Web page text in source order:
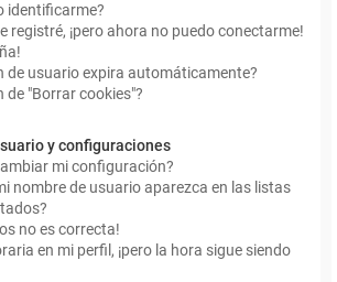
identificarme?
registré, ¡pero ahora no puedo conectarme!
de usuario expira automáticamente?
de "Borrar cookies"?
y configuraciones
mi configuración?
nombre de usuario aparezca en las listas
no es correcta!
en mi perfil, ¡pero la hora sigue siendo